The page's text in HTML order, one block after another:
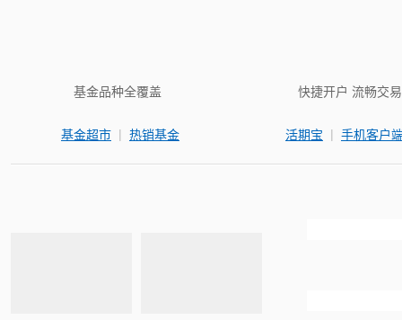
基金品种全覆盖
基金超市 | 热销基金
快捷开户 流畅交易
活期宝 | 手机客户